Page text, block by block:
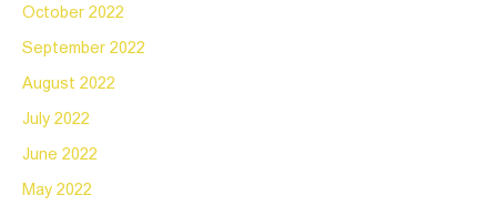
October 2022
September 2022
August 2022
July 2022
June 2022
May 2022